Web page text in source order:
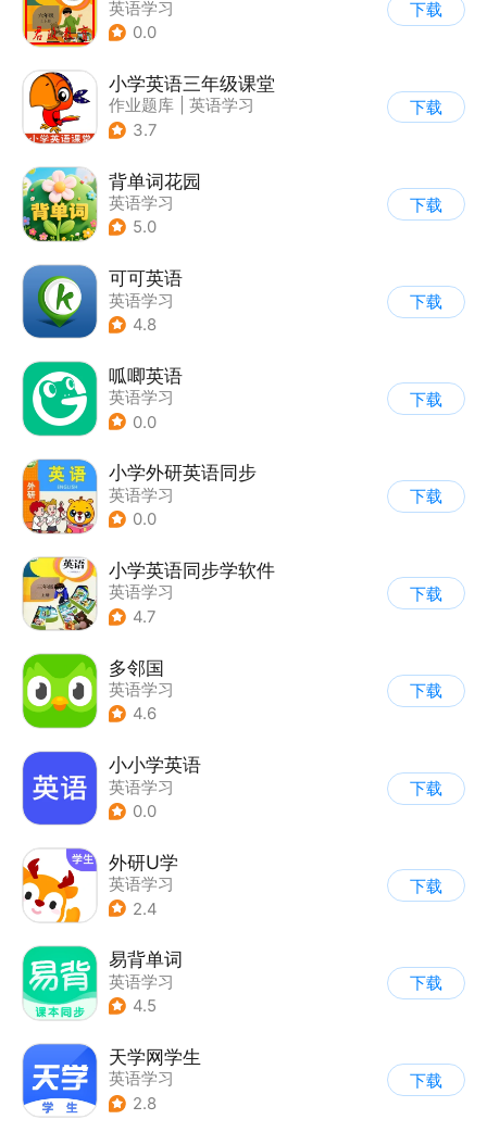
英语学习
0.0
下载
小学英语三年级课堂
作业题库
英语学习
3.7
下载
背单词花园
英语学习
5.0
下载
可可英语
英语学习
4.8
下载
呱唧英语
英语学习
0.0
下载
小学外研英语同步
英语学习
0.0
下载
小学英语同步学软件
英语学习
4.7
下载
多邻国
英语学习
4.6
下载
小小学英语
英语学习
0.0
下载
外研U学
英语学习
2.4
下载
易背单词
英语学习
4.5
下载
天学网学生
英语学习
2.8
下载